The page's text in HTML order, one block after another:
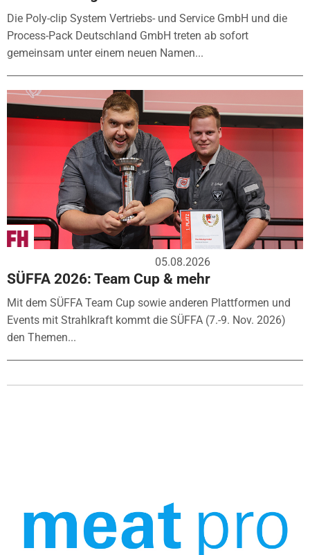
Die Poly-clip System Vertriebs- und Service GmbH und die
Process-Pack Deutschland GmbH treten ab sofort
gemeinsam unter einem neuen Namen...
05.08.2026
SÜFFA 2026: Team Cup & mehr
Mit dem SÜFFA Team Cup sowie anderen Plattformen und
Events mit Strahlkraft kommt die SÜFFA (7.-9. Nov. 2026)
den Themen...